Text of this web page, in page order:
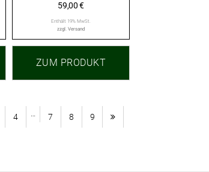
59,00€
Enthält 19% MwSt.
zzgl. Versand
ZUM PRODUKT
4 7 8 9